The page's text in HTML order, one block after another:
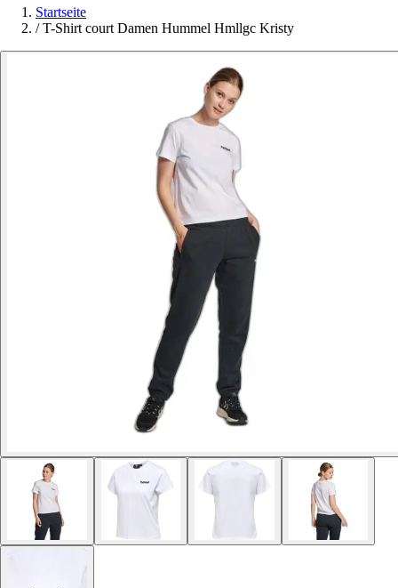
Startseite
/ T-Shirt court Damen Hummel Hmllgc Kristy